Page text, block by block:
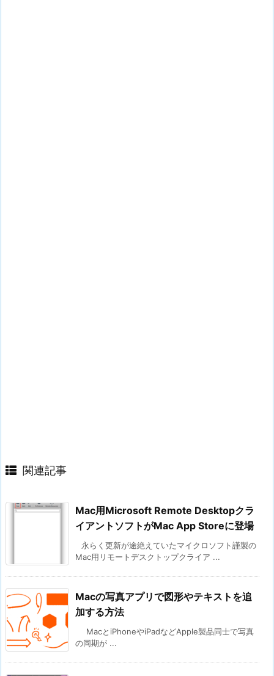
関連記事
Mac用Microsoft Remote Desktopクラ
イアントソフトがMac App Storeに登場
永らく更新が途絶えていたマイクロソフト謹製の
Mac用リモートデスクトップクライア ...
Macの写真アプリで図形やテキストを追
加する方法
MacとiPhoneやiPadなどApple製品同士で写真
の同期が ...